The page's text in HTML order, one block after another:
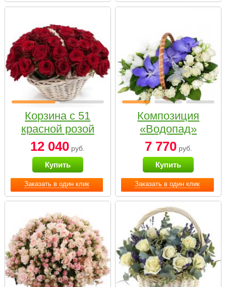
Заказать в один клик
Корзина с 51
красной розой
12 040 руб.
Купить
Заказать в один клик
Композиция
«Водопад»
7 770руб.
Купить